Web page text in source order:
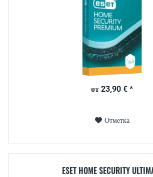
от 23,90 € *
Отметка
ESET HOME SECURITY